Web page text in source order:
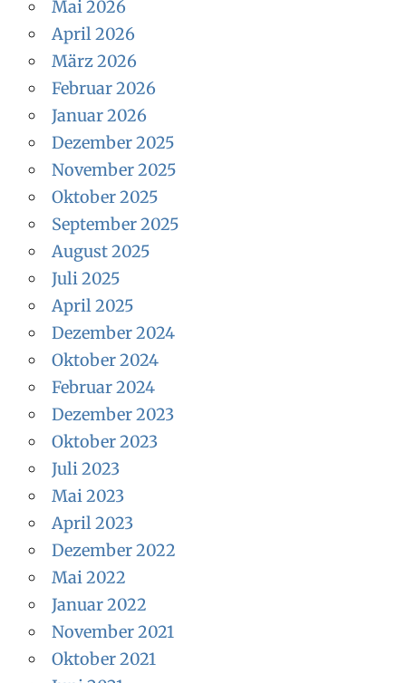
Mai 2026
April 2026
März 2026
Februar 2026
Januar 2026
Dezember 2025
November 2025
Oktober 2025
September 2025
August 2025
Juli 2025
April 2025
Dezember 2024
Oktober 2024
Februar 2024
Dezember 2023
Oktober 2023
Juli 2023
Mai 2023
April 2023
Dezember 2022
Mai 2022
Januar 2022
November 2021
Oktober 2021